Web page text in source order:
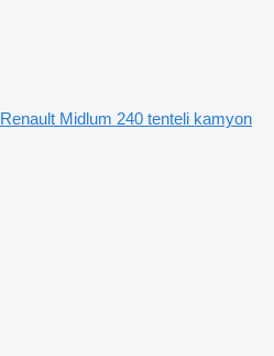
Renault Midlum 240 tenteli kamyon